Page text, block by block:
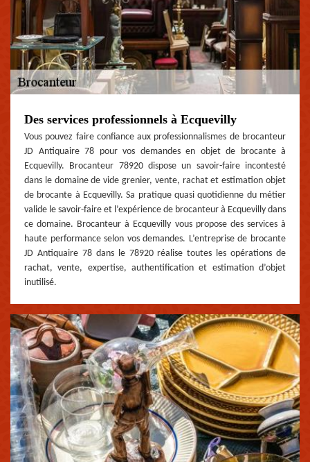
Des services professionnels à Ecquevilly
Vous pouvez faire confiance aux professionnalismes de brocanteur
JD Antiquaire 78 pour vos demandes en objet de brocante à
Ecquevilly. Brocanteur 78920 dispose un savoir-faire incontesté
dans le domaine de vide grenier, vente, rachat et estimation objet
de brocante à Ecquevilly. Sa pratique quasi quotidienne du métier
valide le savoir-faire et l’expérience de brocanteur à Ecquevilly dans
ce domaine. Brocanteur à Ecquevilly vous propose des services à
haute performance selon vos demandes. L’entreprise de brocante
JD Antiquaire 78 dans le 78920 réalise toutes les opérations de
rachat, vente, expertise, authentification et estimation d’objet
inutilisé.